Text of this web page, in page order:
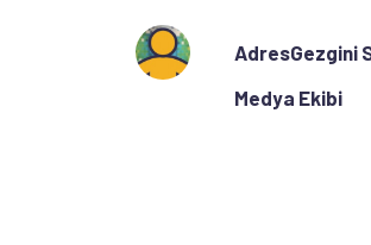
AdresGezgini
Medya Ekibi